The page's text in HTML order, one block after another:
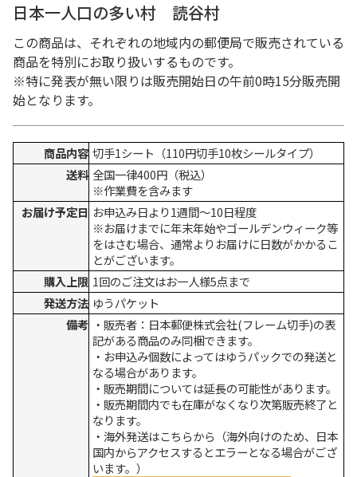
日本一人口の多い村 読谷村
この商品は、それぞれの地域内の郵便局で販売されている
商品を特別にお取り扱いするものです。
※特に発表が無い限りは販売開始日の午前0時15分販売開
始となります。
商品内容 切手1シート（110円切手10枚シールタイプ）
送料 全国一律400円（税込）
※作業費を含みます
お届け予定日 お申込み日より1週間～10日程度
※お届けまでに年末年始やゴールデンウィーク等
をはさむ場合、通常よりお届けに日数がかかるこ
とがございます。
購入上限 1回のご注文はお一人様5点まで
発送方法 ゆうパケット
備考 ・販売者：日本郵便株式会社(フレーム切手)の表
記がある商品のみ同梱できます。
・お申込み個数によってはゆうパックでの発送と
なる場合があります。
・販売期間については延長の可能性があります。
・販売期間内でも在庫がなくなり次第販売終了と
なります。
・海外発送はこちらから（海外向けのため、日本
国内からアクセスするとエラーとなる場合がござ
います。）